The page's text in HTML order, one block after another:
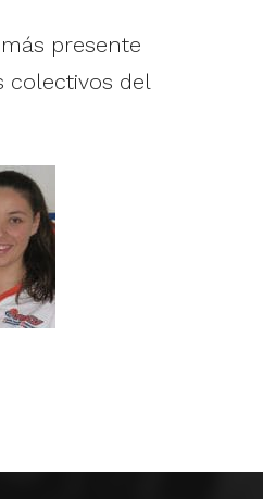
presente
colectivos del